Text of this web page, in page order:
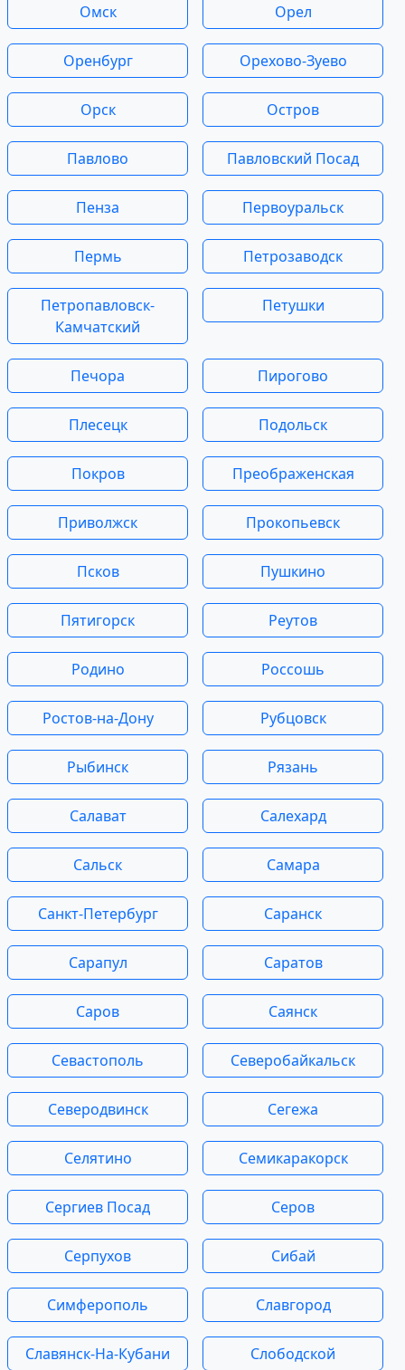
Омск Орел
Оренбург Орехово-Зуево
Орск Остров
Павлово Павловский Посад
Пенза Первоуральск
Пермь Петрозаводск
Петропавловск-
Камчатский
Петушки
Печора Пирогово
Плесецк Подольск
Покров Преображенская
Приволжск Прокопьевск
Псков Пушкино
Пятигорск Реутов
Родино Россошь
Ростов-на-Дону Рубцовск
Рыбинск Рязань
Салават Салехард
Сальск Самара
Санкт-Петербург Саранск
Сарапул Саратов
Саров Саянск
Севастополь Северобайкальск
Северодвинск Сегежа
Селятино Семикаракорск
Сергиев Посад Серов
Серпухов Сибай
Симферополь Славгород
Славянск-На-Кубани Слободской